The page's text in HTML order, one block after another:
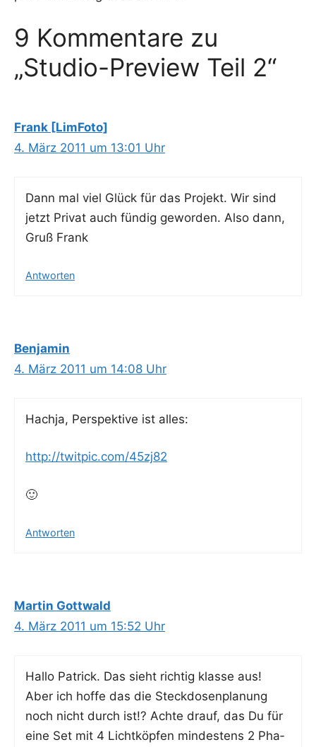
9 Kommentare zu
„Studio-Preview Teil 2“
Frank [LimFoto]
4. März 2011 um 13:01 Uhr
Dann mal viel Glück für das Pro­jekt. Wir sind
jetzt Pri­vat auch fün­dig gewor­den. Also dann,
Gruß Frank
Antworten
Benjamin
4. März 2011 um 14:08 Uhr
Hach­ja, Per­spek­ti­ve ist alles:
http://twitpic.com/45zj82
🙂
Antworten
Martin Gottwald
4. März 2011 um 15:52 Uhr
Hal­lo Patrick. Das sieht rich­tig klas­se aus!
Aber ich hof­fe das die Steck­do­sen­pla­nung
noch nicht durch ist!? Ach­te drauf, das Du für
eine Set mit 4 Licht­köp­fen min­des­tens 2 Pha­